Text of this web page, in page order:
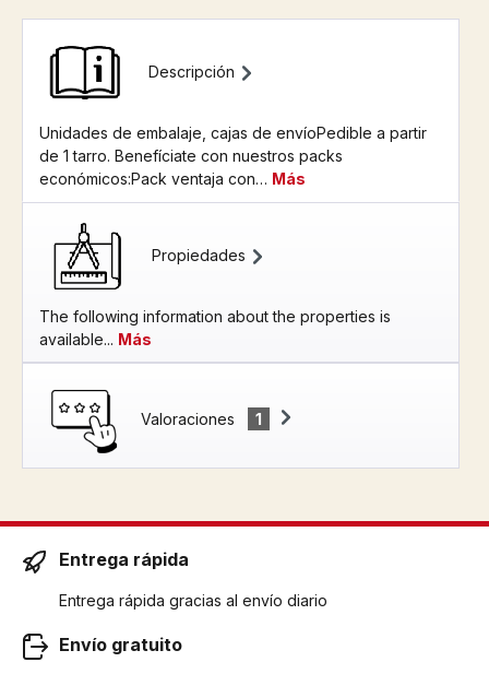
Descripción
Unidades de embalaje, cajas de envíoPedible a partir
de 1 tarro. Benefíciate con nuestros packs
económicos:Pack ventaja con… Más
Propiedades
The following information about the properties is
available... Más
Valoraciones 1
Entrega rápida
Entrega rápida gracias al envío diario
Envío gratuito